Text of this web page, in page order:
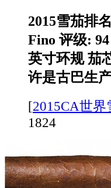
2015雪茄排
Fino 评级:
英寸环规 茄
许是古巴生
[2015CA世界
1824